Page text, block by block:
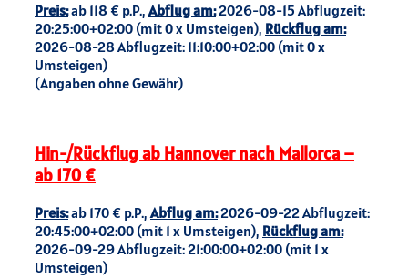
Preis:ab 118 € p.P.,Abflug am:2026-08-15 Abflugzeit:
20:25:00+02:00 (mit 0 x Umsteigen), Rückflug am:
2026-08-28 Abflugzeit: 11:10:00+02:00 (mit 0 x
Umsteigen)
(Angaben ohne Gewähr)
Hin-/Rückflug ab Hannover nach Mallorca –
ab 170 €
Preis:ab 170 € p.P., Abflug am:2026-09-22 Abflugzeit:
20:45:00+02:00 (mit 1 x Umsteigen), Rückflug am:
2026-09-29 Abflugzeit: 21:00:00+02:00 (mit 1 x
Umsteigen)